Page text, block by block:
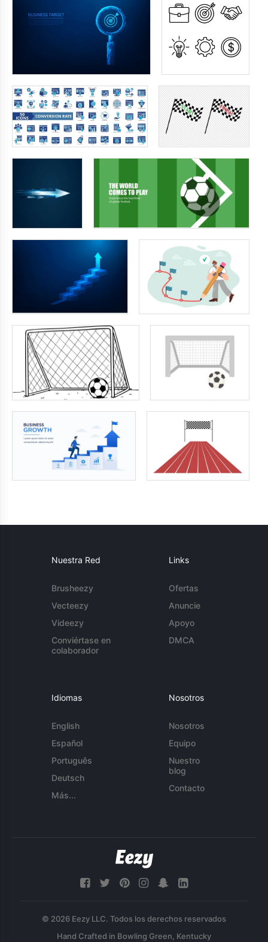
Nuestra Red
Brusheezy
Vecteezy
Videezy
Conviértase en
colaborador
Links
Ofertas
Anuncie
Apoyo
DMCA
Idiomas
English
Español
Português
Deutsch
Más...
Nosotros
Nosotros
Equipo
Nuestro
blog
Contacto
© 2026 Eezy LLC. Todos los derechos reservados